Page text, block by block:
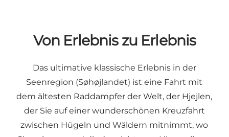
Von Erlebnis zu Erlebnis
Das ultimative klassische Erlebnis in der
Seenregion (Søhøjlandet) ist eine Fahrt mit
dem ältesten Raddampfer der Welt, der Hjejlen,
der Sie auf einer wunderschönen Kreuzfahrt
zwischen Hügeln und Wäldern mitnimmt, wo